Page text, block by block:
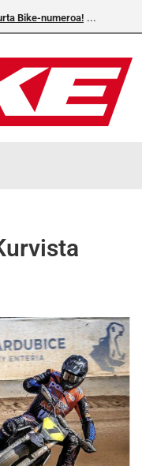
Bike-numeroa!